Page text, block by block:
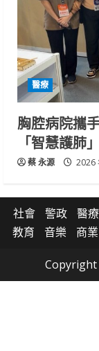
醫療
胸腔病院攜
「智慧護肺
蔡 永源 2026
社會 警政 醫療
教育
音樂 商業
Copyright